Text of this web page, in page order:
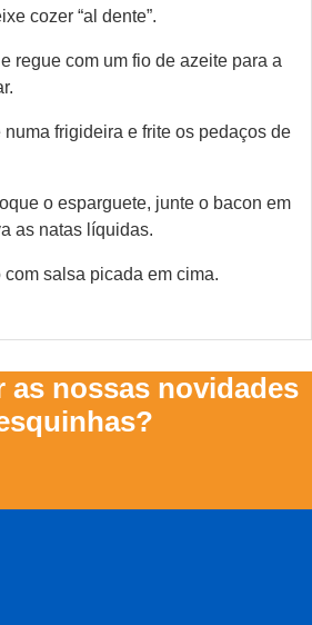
cozer “al dente”.
regue com um fio de azeite para a
frigideira e frite os pedaços de
o esparguete, junte o bacon em
as natas líquidas.
salsa picada em cima.
as nossas novidades